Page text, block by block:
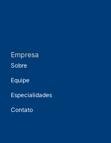
Empresa
Sobre
Equipe
Especialidades
Contato